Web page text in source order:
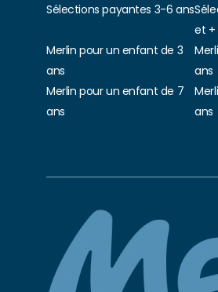
Sélections payantes 3-6 ans
et +
Merlin pour un enfant de 3
ans
ans
Merlin pour un enfant de 7
ans
ans